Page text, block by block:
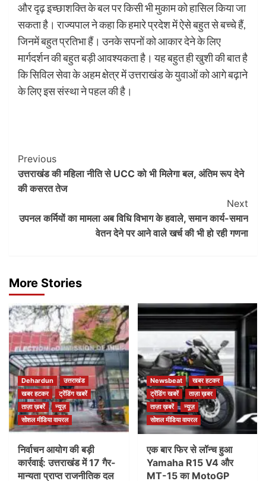
और दृढ़ इच्छाशक्ति के बल पर किसी भी मुकाम को हासिल किया जा
सकता है। राज्यपाल ने कहा कि हमारे प्रदेश में ऐसे बहुत से बच्चे हैं,
जिनमें बहुत प्रतिभा हैं। उनके सपनों को आकार देने के लिए
मार्गदर्शन की बहुत बड़ी आवश्यकता है। यह बहुत ही खुशी की बात है
कि सिविल सेवा के अहम क्षेत्र में उत्तराखंड के युवाओं को आगे बढ़ाने
के लिए इस संस्था ने पहल की है।
Post
Navigation
Previous
उत्तराखंड की महिला नीति से UCC को भी मिलेगा बल, अंतिम रूप देने
की कसरत तेज
Next
उपनल कर्मियों का मामला अब विधि विभाग के हवाले, समान कार्य-समान
वेतन देने पर आने वाले खर्च की भी हो रही गणना
More Stories
Dehardun
उत्तराखंड
खबर हटकर
ट्रेंडिंग खबरें
ताज़ा ख़बरें
न्यूज़
सोशल मीडिया वायरल
निर्वाचन आयोग की बड़ी
कार्रवाई: उत्तराखंड में 17 गैर-
मान्यता प्राप्त राजनीतिक दल
Newsbeat
खबर हटकर
ट्रेंडिंग खबरें
ताज़ा ख़बर
ताज़ा ख़बरें
न्यूज़
सोशल मीडिया वायरल
एक बार फिर से लॉन्च हुआ
Yamaha R15 V4 और
MT-15 का MotoGP